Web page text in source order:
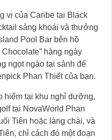
vị của Caribe tại Black
sảng khoái và thưởng
Pool Bar bên hồ
hàng ngày
ngọt ngào tại sảnh để
Phan Thiết của bạn.
hiểm tại khu nghỉ dưỡng,
tại NovaWorld Phan
Tiên hoặc làng chài, và
chỉ cách đó một đoạn